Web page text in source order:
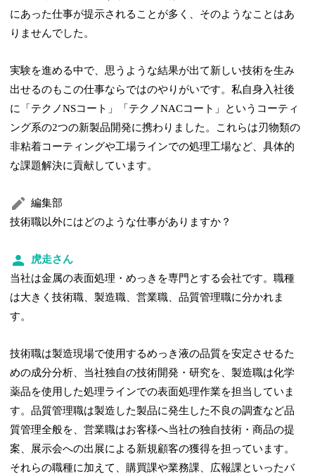
にあった仕事が提示されることが多く、そのようなことはあ
りませんでした。
実験を進める中で、思うような結果が出て新しい技術を生み
出せるのもこの仕事ならではのやりがいです。私自身入社後
に「テクノNSコート」「テクノNACコート」というコーティ
ング系の2つの新製品開発に携わりました。これらは刃物類の
非粘着コーティングや工場ラインでの処理工場など、具体的
な課題解決に貢献しています。
編集部
技術職以外にはどのような仕事がありますか？
虎走さん
当社は金属の表面処理・めっきを専門とする会社です。職種
は大きく技術職、製造職、営業職、品質管理職に分かれま
す。
技術職は製造現場で使用するめっき液の品質を安定させるた
めの成分分析、当社独自の技術開発・研究を、製造職は化学
薬品を使用した処理ラインでの表面処理作業を担当していま
す。品質管理職は製造した製品に発生した不良の調査など品
質管理全般を、営業職はお客様へ当社の独自技術・商品の提
案、展示会への出展による新規顧客の獲得を担っています。
それらの職種に加えて、購買課や業務課、広報課といったバ